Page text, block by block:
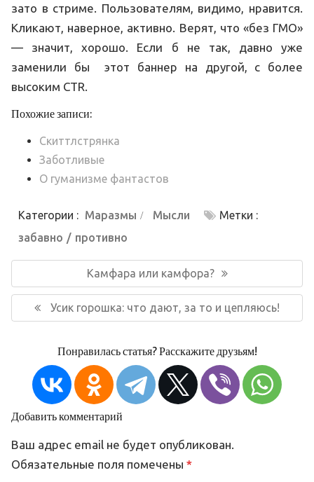
зато в стриме. Пользователям, видимо, нравится.
Кликают, наверное, активно. Верят, что «без ГМО»
— значит, хорошо. Если б не так, давно уже
заменили бы этот баннер на другой, с более
высоким CTR.
Похожие записи:
Скиттлстрянка
Заботливые
О гуманизме фантастов
Категории : Маразмы Мысли
Метки :
забавно
противно
записям
Предыдущая
запись:
Камфара или камфора?
Следующая
запись:
Усик горошка: что дают, за то и цепляюсь!
Понравилась статья? Расскажите друзьям!
Добавить комментарий
Ваш адрес email не будет опубликован.
Обязательные поля помечены *